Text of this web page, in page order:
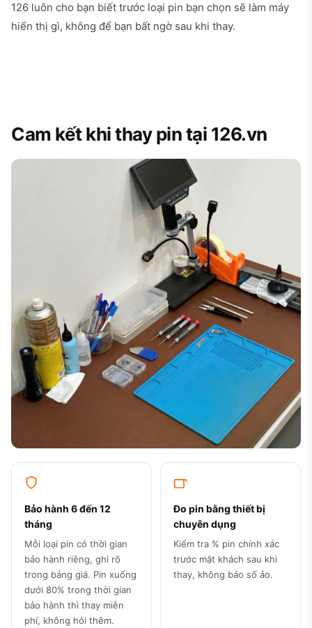
126 luôn cho bạn biết trước loại pin bạn chọn sẽ làm máy
hiển thị gì, không để bạn bất ngờ sau khi thay.
Cam kết khi thay pin tại 126.vn
Bảo hành 6 đến 12
tháng
Mỗi loại pin có thời gian
bảo hành riêng, ghi rõ
trong bảng giá. Pin xuống
dưới 80% trong thời gian
bảo hành thì thay miễn
phí, không hỏi thêm.
Đo pin bằng thiết bị
chuyên dụng
Kiểm tra % pin chính xác
trước mặt khách sau khi
thay, không báo số ảo.